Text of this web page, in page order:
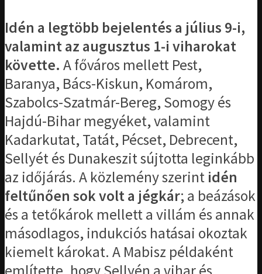
Idén a legtöbb bejelentés a július 9-i,
valamint az augusztus 1-i viharokat
követte. A főváros mellett Pest,
Baranya, Bács-Kiskun, Komárom,
Szabolcs-Szatmár-Bereg, Somogy és
Hajdú-Bihar megyéket, valamint
Kadarkutat, Tatát, Pécset, Debrecent,
Sellyét és Dunakeszit sújtotta leginkább
az időjárás. A közlemény szerint idén
feltűnően sok volt a jégkár; a beázások
és a tetőkárok mellett a villám és annak
másodlagos, indukciós hatásai okoztak
kiemelt károkat. A Mabisz példaként